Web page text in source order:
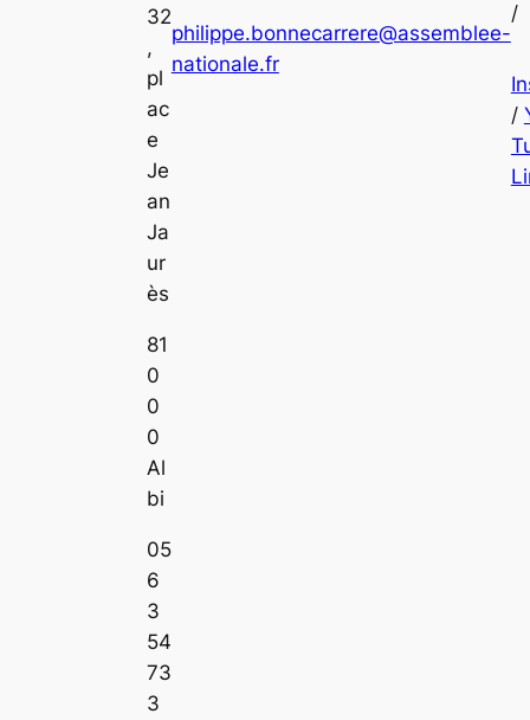
32
,
pl
ac
e
Je
an
Ja
ur
ès
81
0
0
0
Al
bi
05
6
3
54
73
3
philippe.bonnecarrere@assemblee-
nationale.fr
/
/